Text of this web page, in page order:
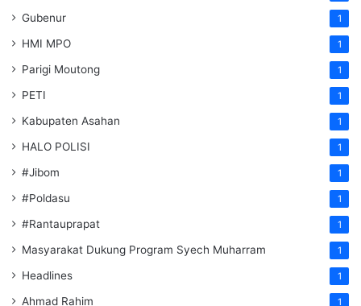
Gubenur 1
HMI MPO 1
Parigi Moutong 1
PETI 1
Kabupaten Asahan 1
HALO POLISI 1
#Jibom 1
#Poldasu 1
#Rantauprapat 1
Masyarakat Dukung Program Syech Muharram 1
Headlines 1
Ahmad Rahim 1